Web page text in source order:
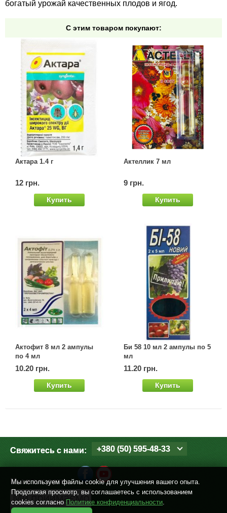
богатый урожай качественных плодов и ягод.
С этим товаром покупают:
Актара 1.4 г
12 грн.
Купить
Актеллик 7 мл
9 грн.
Купить
Актофит 8 мл 2 ампулы
по 4 мл
10.20 грн.
Купить
Би 58 10 мл 2 ампулы по 5
мл
11.20 грн.
Купить
Свяжитесь с нами: +380 (50) 595-48-33
Мы в соцсетях
Мы используем файлы cookie для улучшения вашего опыта.
Продолжая просмотр, вы соглашаетесь с использованием
cookies согласно Политике конфиденциальности.